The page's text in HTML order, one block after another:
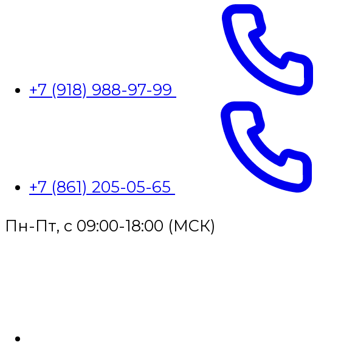
+7 (918) 988-97-99
+7 (861) 205-05-65
Пн-Пт, с 09:00-18:00 (МСК)